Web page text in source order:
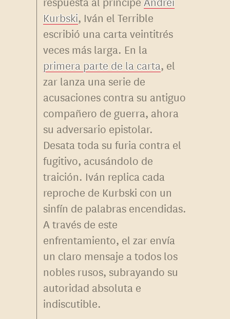
Kurbski, Iván el Terrible
escribió una carta veintitrés
veces más larga. En la
primera parte de la carta, el
zar lanza una serie de
acusaciones contra su antiguo
compañero de guerra, ahora
su adversario epistolar.
Desata toda su furia contra el
fugitivo, acusándolo de
traición. Iván replica cada
reproche de Kurbski con un
sinfín de palabras encendidas.
A través de este
enfrentamiento, el zar envía
un claro mensaje a todos los
nobles rusos, subrayando su
autoridad absoluta e
indiscutible.